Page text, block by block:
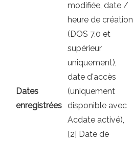
Dates
enregistrées
modifiée, date /
heure de création
(DOS 7.0 et
supérieur
uniquement),
date d'accès
(uniquement
disponible avec
Acdate activé),
[2] Date de